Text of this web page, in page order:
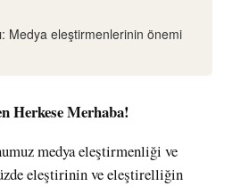
Medya eleştirmenlerinin önemi
Herkese Merhaba!
medya eleştirmenliği ve
eleştirinin ve eleştirelliğin